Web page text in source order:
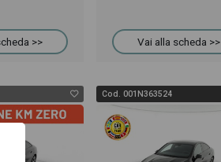
>> Vai alla scheda >>
Cod. 001N363524